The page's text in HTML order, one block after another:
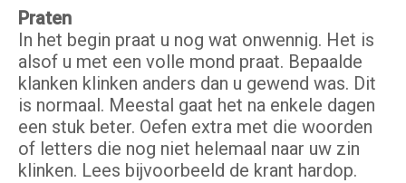
Praten
In het begin praat u nog wat onwennig. Het is
alsof u met een volle mond praat. Bepaalde
klanken klinken anders dan u gewend was. Dit
is normaal. Meestal gaat het na enkele dagen
een stuk beter. Oefen extra met die woorden
of letters die nog niet helemaal naar uw zin
klinken. Lees bijvoorbeeld de krant hardop.